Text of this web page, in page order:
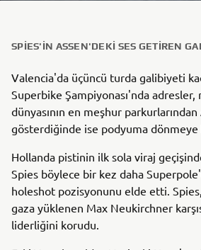
SPIES'IN ASSEN'DEKI SES GETIREN
Valencia'da üçüncü turda galibiyeti
Superbike Şampiyonası'nda adresler,
dünyasının en meşhur
gösterdiğinde ise podyuma dönmeye
Hollanda pistinin ilk sola viraj
Spies böylece bir kez daha
holeshot pozisyonunu elde etti. Spies,
gaza yüklenen Max Neukirchner
liderliğini korudu.